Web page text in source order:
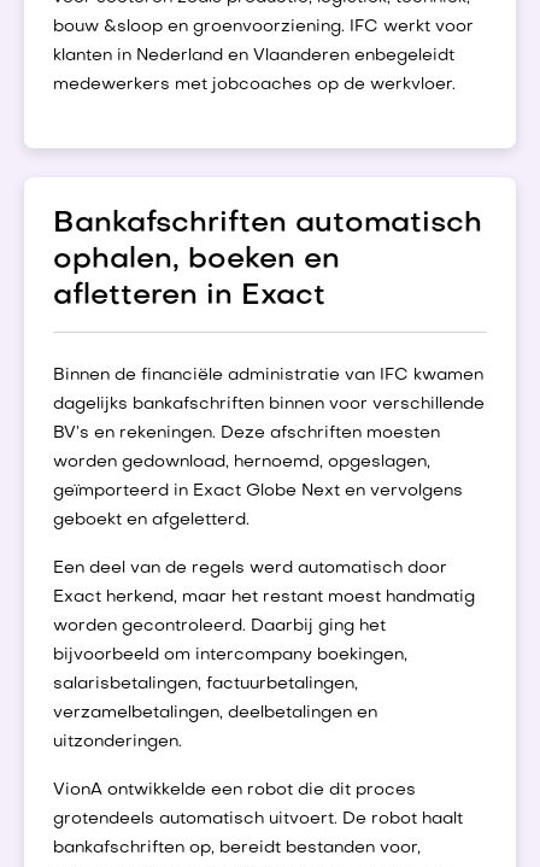
bouw &sloop en groenvoorziening. IFC werkt voor
klanten in Nederland en Vlaanderen enbegeleidt
medewerkers met jobcoaches op de werkvloer.
Bankafschriften automatisch
ophalen, boeken en
afletteren in Exact
Binnen de financiële administratie van IFC kwamen
dagelijks bankafschriften binnen voor verschillende
BV’s en rekeningen. Deze afschriften moesten
worden gedownload, hernoemd, opgeslagen,
geïmporteerd in Exact Globe Next en vervolgens
geboekt en afgeletterd.
Een deel van de regels werd automatisch door
Exact herkend, maar het restant moest handmatig
worden gecontroleerd. Daarbij ging het
bijvoorbeeld om intercompany boekingen,
salarisbetalingen, factuurbetalingen,
verzamelbetalingen, deelbetalingen en
uitzonderingen.
VionA ontwikkelde een robot die dit proces
grotendeels automatisch uitvoert. De robot haalt
bankafschriften op, bereidt bestanden voor,